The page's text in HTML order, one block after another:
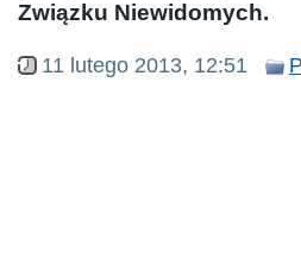
Związku Niewidomych.
11 lutego 2013, 12:51